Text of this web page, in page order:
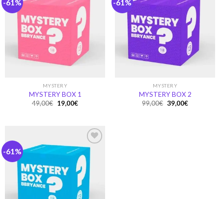
-61%
Ajouter
wishlist
MYSTERY
MYSTERY BOX 1
49,00€ Original
price
19,00€Current
-61%
Ajouter
à la
wishlist
MYSTERY
MYSTERY BOX 2
99,00€ Original
price
39,00€Current
-61%
Ajouter
à la
wishlist